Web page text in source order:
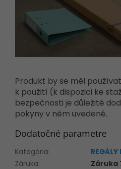
Produkt by se měl
k použití (k dispozici ke
bezpečnosti je důležité
pokyny v něm uvedené.
Dodatočné parametre
Kategória:
REGÁLY
Záruka:
Záruka